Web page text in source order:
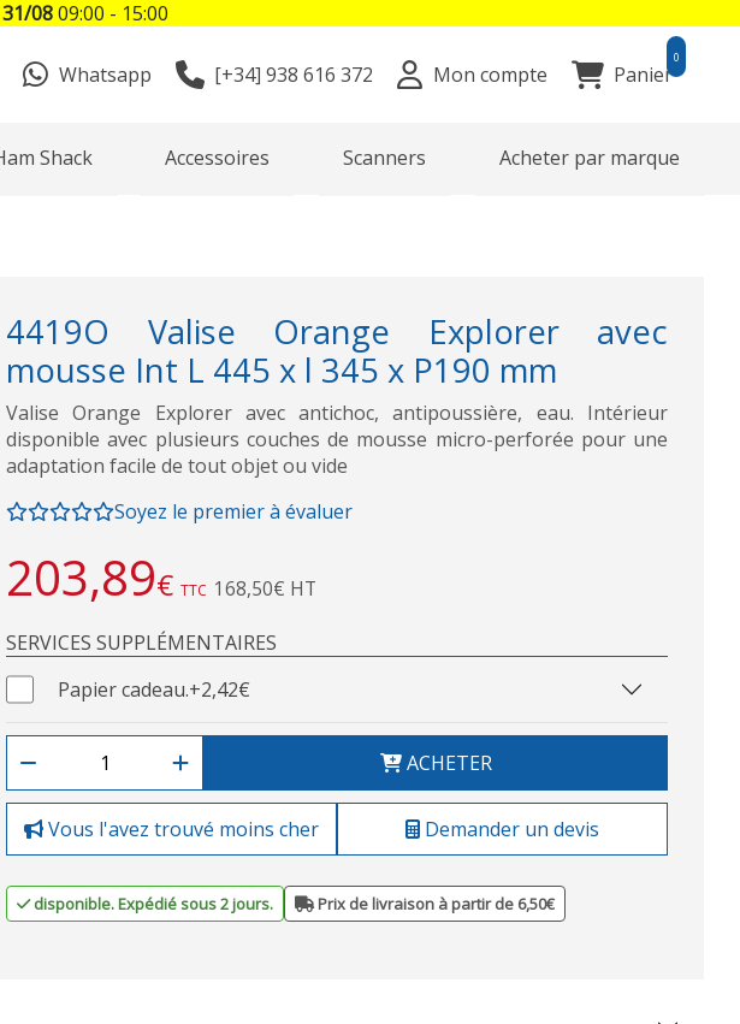
Whatsapp [+34] 938 616 372 Mon compte Panier
0
Shack Accessoires Scanners Acheter par marque
4419O Valise Orange Explorer avec
mousse Int L 445 x l 345 x P190 mm
Valise Orange Explorer avec antichoc, antipoussière, eau. Intérieur
disponible avec plusieurs couches de mousse micro-perforée pour une
adaptation facile de tout objet ou vide
Soyez le premier à évaluer
203,89€ TTC 168,50€ HT
SERVICES SUPPLÉMENTAIRES
Papier cadeau.+2,42€
ACHETER
Vous l'avez trouvé moins cher Demander un devis
disponible. Expédié sous 2 jours. Prix de livraison à partir de 6,50€
31/0809:00 - 15:00